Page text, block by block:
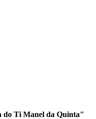
do Ti Manel da Quinta"